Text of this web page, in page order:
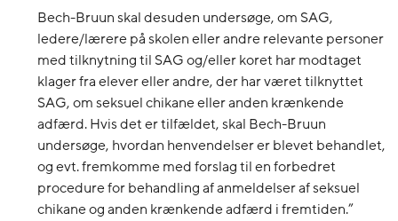
Bech-Bruun skal desuden undersøge, om SAG,
ledere/lærere på skolen eller andre relevante personer
med tilknytning til SAG og/eller koret har modtaget
klager fra elever eller andre, der har været tilknyttet
SAG, om seksuel chikane eller anden krænkende
adfærd. Hvis det er tilfældet, skal Bech-Bruun
undersøge, hvordan henvendelser er blevet behandlet,
og evt. fremkomme med forslag til en forbedret
procedure for behandling af anmeldelser af seksuel
chikane og anden krænkende adfærd i fremtiden.”